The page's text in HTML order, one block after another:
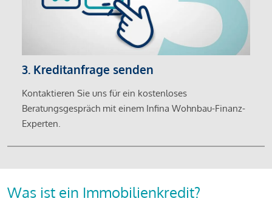
3. Kreditanfrage senden
Kontaktieren Sie uns für ein kostenloses
Beratungsgespräch mit einem Infina Wohnbau-Finanz-
Experten.
Was ist ein Immobilienkredit?